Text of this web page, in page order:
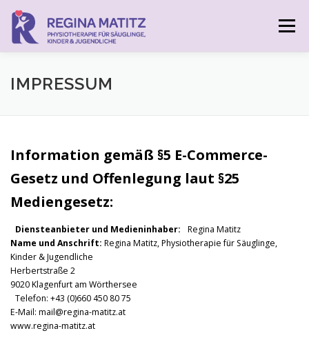
Inhalt
springen
Menü
IMPRESSUM
Information gemäß §5 E-Commerce-
Gesetz und Offenlegung laut §25
Mediengesetz:
Diensteanbieter und Medieninhaber:
Regina Matitz
Name und Anschrift: Regina Matitz, Physiotherapie für Säuglinge,
Kinder & Jugendliche
Herbertstraße 2
9020 Klagenfurt am Wörthersee
Telefon: +43 (0)660 450 80 75
E-Mail: mail@regina-matitz.at
www.regina-matitz.at